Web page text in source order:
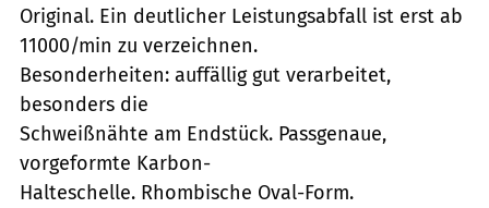
Original. Ein deutlicher Leistungsabfall ist erst ab
11000/min zu verzeichnen.
Besonderheiten: auffällig gut verarbeitet,
besonders die
Schweißnähte am Endstück. Passgenaue,
vorgeformte Karbon-
Halteschelle. Rhombische Oval-Form.